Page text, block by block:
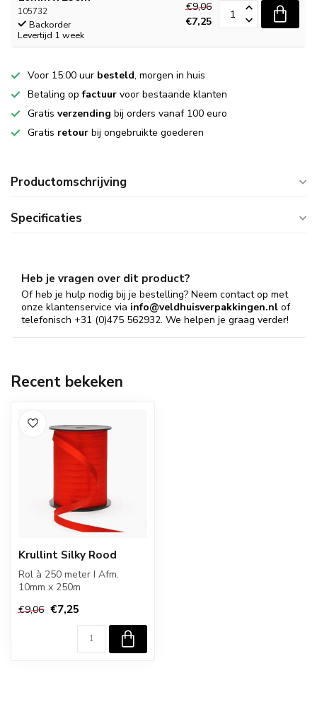
105732
Backorder
Levertijd 1 week
€9,06
€7,25
Voor 15:00 uur besteld, morgen in huis
Betaling opfactuur voor bestaande klanten
Gratis verzending bij orders vanaf 100 euro
Gratis retour bij ongebruikte goederen
Productomschrijving
Specificaties
Heb je vragen over dit product?
Of heb je hulp nodig bij je bestelling? Neem contact op met
onze klantenservice via info@veldhuisverpakkingen.nl of
telefonisch +31 (0)475 562932. We helpen je graag verder!
Recent bekeken
Krullint Silky Rood
Rol à 250 meter I Afm.
10mm x 250m
€9,06 €7,25